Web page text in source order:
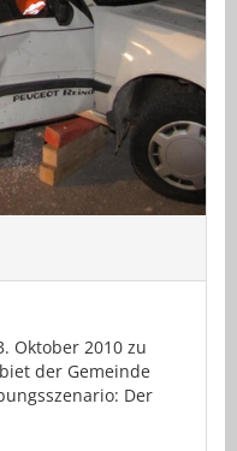
Oktober 2010 zu
der Gemeinde
Der